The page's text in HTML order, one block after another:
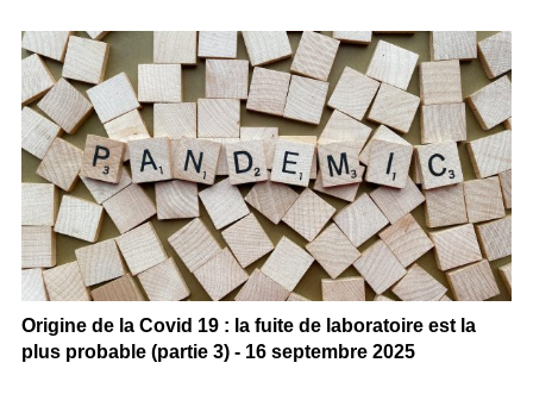
Origine de la Covid 19 : la fuite de laboratoire est la
plus probable (partie 3) - 16 septembre 2025